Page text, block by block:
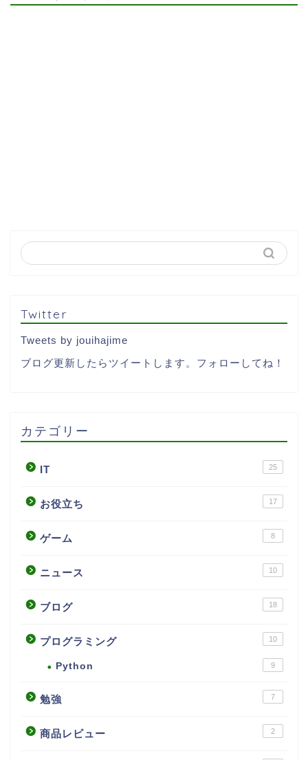
Twitter
Tweets by jouihajime
ブログ更新したらツイートします。フォローしてね！
カテゴリー
IT 25
お役立ち 17
ゲーム 8
ニュース 10
ブログ 18
プログラミング 10
Python 9
勉強 7
商品レビュー 2